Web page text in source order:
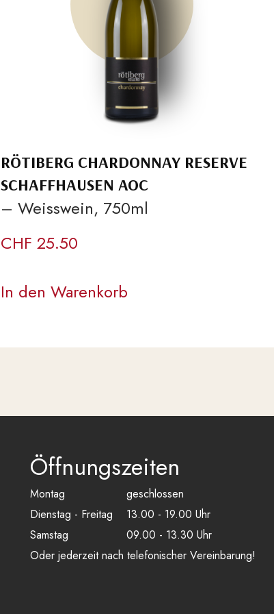
RÖTIBERG CHARDONNAY RESERVE
SCHAFFHAUSEN AOC
– Weisswein, 750ml
CHF 25.50
In den Warenkorb
Öffnungszeiten
Montag
geschlossen
Dienstag - Freitag
13.00 - 19.00 Uhr
Samstag
09.00 - 13.30 Uhr
Oder jederzeit nach telefonischer Vereinbarung!